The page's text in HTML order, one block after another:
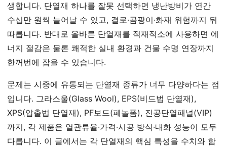
생합니다. 단열재 하나를 잘못 선택하면 냉난방비가 연간
수십만 원씩 늘어날 수 있고, 결로·곰팡이·화재 위험까지 뒤
따릅니다. 반대로 올바른 단열재를 적재적소에 사용하면 에
너지 절감은 물론 쾌적한 실내 환경과 건물 수명 연장까지
한꺼번에 잡을 수 있습니다.
문제는 시중에 유통되는 단열재 종류가 너무 다양하다는 점
입니다. 그라스울(Glass Wool), EPS(비드법 단열재),
XPS(압출법 단열재), PF보드(페놀폼), 진공단열패널(VIP)
까지, 각 제품은 열관류율·가격·시공 방식·내화 성능이 모두
다릅니다. 이 글에서는 각 단열재의 핵심 특성을 수치와 함